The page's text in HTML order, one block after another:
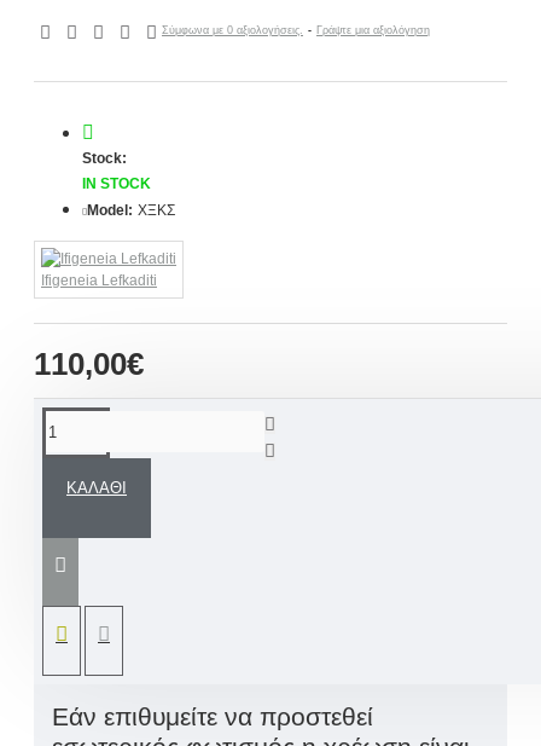
Σύμφωνα με 0 αξιολογήσεις. - Γράψτε μια αξιολόγηση
110,00€
Stock:
IN STOCK
Model: ΧΞΚΣ
Ifigeneia Lefkaditi
ΚΑΛΆΘΙ
κουκλόσπιτο που μας ξυπνάει
αναμνήσεις παιδικών χρόνων.
Διαθέτει δύο ορόφους με έπιπλα,
πινελιές ζωγραφικής, λεπτομέρεια και
πολύ αγάπη.
Εάν επιθυμείτε να προστεθεί